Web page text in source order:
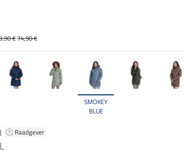
SMOKEY
BLUE
| Raadgever
€74,90 €